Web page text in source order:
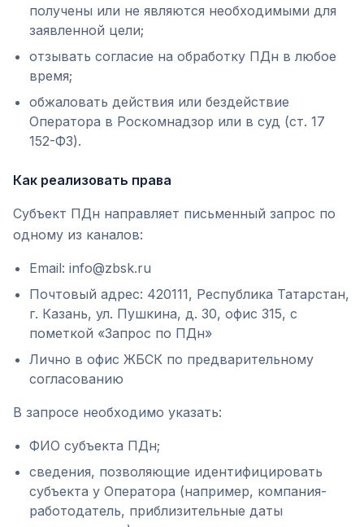
получены или не являются необходимыми для
заявленной цели;
отзывать согласие на обработку ПДн в любое
время;
обжаловать действия или бездействие
Оператора в Роскомнадзор или в суд (ст. 17
152-ФЗ).
Как реализовать права
Субъект ПДн направляет письменный запрос по
одному из каналов:
Email: info@zbsk.ru
Почтовый адрес: 420111, Республика Татарстан,
г. Казань, ул. Пушкина, д. 30, офис 315, с
пометкой «Запрос по ПДн»
Лично в офис ЖБСК по предварительному
согласованию
В запросе необходимо указать:
ФИО субъекта ПДн;
сведения, позволяющие идентифицировать
субъекта у Оператора (например, компания-
работодатель, приблизительные даты